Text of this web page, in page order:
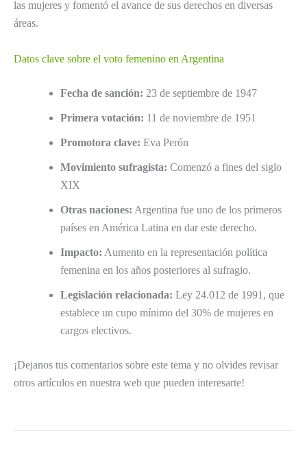
las mujeres y fomentó el avance de sus derechos en diversas
áreas.
Datos clave sobre el voto femenino en Argentina
Fecha de sanción: 23 de septiembre de 1947
Primera votación: 11 de noviembre de 1951
Promotora clave: Eva Perón
Movimiento sufragista: Comenzó a fines del siglo
XIX
Otras naciones: Argentina fue uno de los primeros
países en América Latina en dar este derecho.
Impacto: Aumento en la representación política
femenina en los años posteriores al sufragio.
Legislación relacionada: Ley 24.012 de 1991, que
establece un cupo mínimo del 30% de mujeres en
cargos electivos.
¡Dejanos tus comentarios sobre este tema y no olvides revisar
otros artículos en nuestra web que pueden interesarte!